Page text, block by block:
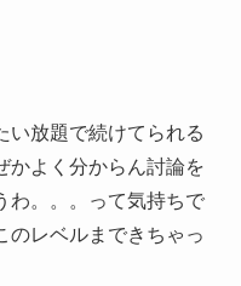
い放題で続けてられる
かよく分からん討論を
わ。。。って気持ちで
のレベルまできちゃっ